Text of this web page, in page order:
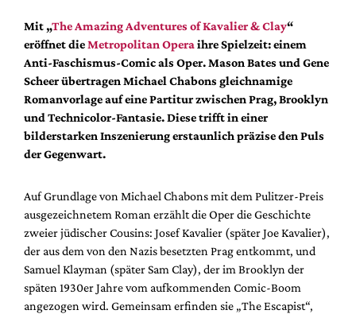
Podcast
Service
Shop / Abo
Newsletter
Redaktion
Autor:innen
Partner
Mediadaten
Suche
Mit „The Amazing Adventures of Kavalier & Clay“
eröffnet dieMetropolitan Operaihre Spielzeit: einem
Anti-Faschismus-Comic als Oper. Mason Bates und Gene
Scheer übertragen Michael Chabons gleichnamige
Romanvorlage auf eine Partitur zwischen Prag, Brooklyn
und Technicolor-Fantasie. Diese trifft in einer
bilderstarken Inszenierung erstaunlich präzise den Puls
der Gegenwart.
Auf Grundlage von Michael Chabons mit dem Pulitzer-Preis
ausgezeichnetem Roman erzählt die Oper die Geschichte
zweier jüdischer Cousins: Josef Kavalier (später Joe Kavalier),
der aus dem von den Nazis besetzten Prag entkommt, und
Samuel Klayman (später Sam Clay), der im Brooklyn der
späten 1930er Jahre vom aufkommenden Comic-Boom
angezogen wird. Gemeinsam erfinden sie „The Escapist“,